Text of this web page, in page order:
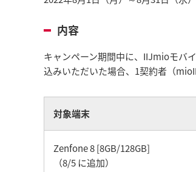
内容
キャンペーン期間中に、IIJmioモバ
込みいただいた場合、1契約者（
対象端末
Zenfone 8 [8GB/128GB]
（8/5 に追加）